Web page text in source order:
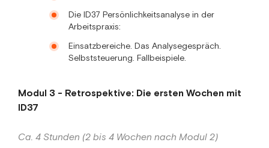
Die ID37 Persönlichkeitsanalyse in der
Arbeitspraxis:
Einsatzbereiche. Das Analysegespräch.
Selbststeuerung. Fallbeispiele.
Modul 3 - Retrospektive: Die ersten Wochen mit
ID37
Ca. 4 Stunden (2 bis 4 Wochen nach Modul 2)